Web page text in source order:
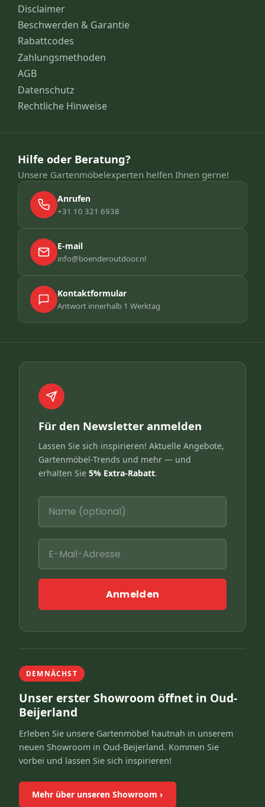
Disclaimer
Beschwerden & Garantie
Rabattcodes
Zahlungsmethoden
AGB
Datenschutz
Rechtliche Hinweise
Hilfe oder Beratung?
Unsere Gartenmöbelexperten helfen Ihnen gerne!
Anrufen
+31 10 321 6938
E-mail
info@boenderoutdoor.nl
Kontaktformular
Antwort innerhalb 1 Werktag
Für den Newsletter anmelden
Lassen Sie sich inspirieren! Aktuelle Angebote,
Gartenmöbel-Trends und mehr — und
erhalten Sie 5% Extra-Rabatt.
Anmelden
DEMNÄCHST
Unser erster Showroom öffnet in Oud-
Beijerland
Erleben Sie unsere Gartenmöbel hautnah in unserem
neuen Showroom in Oud-Beijerland. Kommen Sie
vorbei und lassen Sie sich inspirieren!
Mehr über unseren Showroom ›